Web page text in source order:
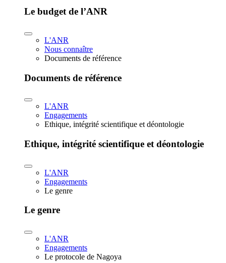
Le budget de l’ANR
L'ANR
Nous connaître
Documents de référence
Documents de référence
L'ANR
Engagements
Ethique, intégrité scientifique et déontologie
Ethique, intégrité scientifique et déontologie
L'ANR
Engagements
Le genre
Le genre
L'ANR
Engagements
Le protocole de Nagoya